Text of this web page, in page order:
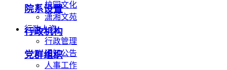
校园文化
潇湘文苑
行政人资
行政管理
通知公告
人事工作
院系设置
行政机构
党群组织